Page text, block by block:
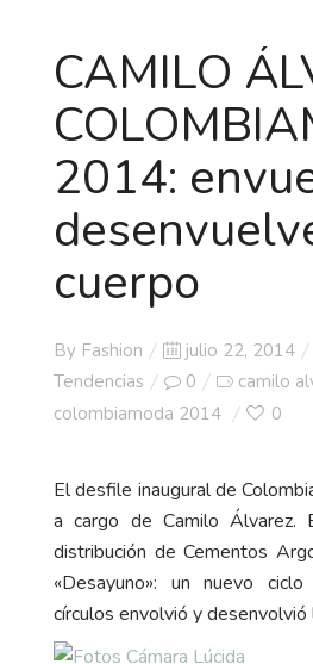
CAMILO
2014:
cuerpo
By Fashion
Posted
on
julio 22, 2014
Tendencias
0 camilo
colombiamoda 2014 0
El desfile inaugural de
a cargo de Camilo Álvarez.
distribución de Cementos
«Desayuno»: un nuevo
círculos envolvió y desenvolvió